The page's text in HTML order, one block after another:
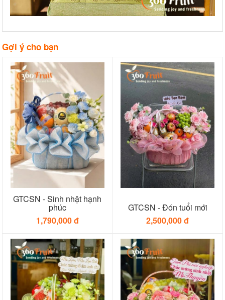
Gợi ý cho bạn
GTCSN - Sinh nhật hạnh
phúc
1,790,000 đ
GTCSN - Đón tuổi mới
2,500,000 đ